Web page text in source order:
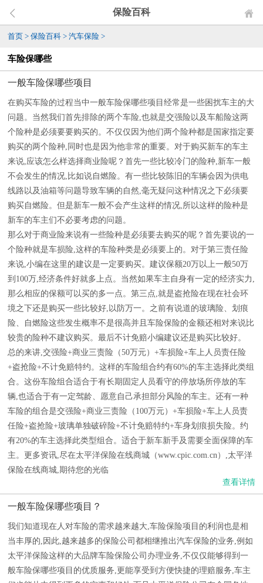
保险百科
首页 > 保险百科 > 汽车保险 >
车险保哪些
一般车险保哪些项目
在购买车险的过程当中一般车险保哪些项目经常是一些困扰车主的大
问题。当然我们首先排除的两个车险,也就是交强险以及车船险这两
个险种是必须要要购买的。不仅仅因为他们两个险种都是国家指定要
购买的两个险种,同时也是因为他非常的重要。对于购买新车的车主
来说,应该怎么样选择商业险呢？首先一些比较冷门的险种,新车一般
不会发生的情况,比如说自燃险。有一些比较陈旧的车辆会因为供电
线路以及油箱等问题导致车辆的自然,毫无疑问这种情况之下必须要
购买自燃险。但是新车一般不会产生这样的情况,所以这样的险种是
新车的车主们不必要考虑的问题。
那么对于商业险来说有一些险种是必须要去购买的呢？首先要说的一
个险种就是车损险,这样的车险种类是必须要上的。对于第三责任险
来说,小编在这里的建议是一定要购买。建议保额20万以上一般50万
到100万,经济条件好就多上点。当然如果车主自身有一定的经济实力,
那么相应的保额可以买的多一点。第三点,就是盗抢险在现在社会环
境之下还是购买一些比较好,以防万一。之前有说道的玻璃险、划痕
险、自燃险这些发生概率不是很高并且车险保险的金额还相对来说比
较贵的险种不建议购买。最后不计免赔小编建议还是购买比较好。
总的来讲,交强险+商业三责险（50万元）+车损险+车上人员责任险
+盗抢险+不计免赔特约。这样的车险组合约有60%的车主选择此类组
合。这份车险组合适合于有长期固定人员看守的停放场所停放的车
辆,也适合于有一定驾龄、愿意自己承担部分风险的车主。还有一种
车险的组合是交强险+商业三责险（100万元）+车损险+车上人员责
任险+盗抢险+玻璃单独破碎险+不计免赔特约+车身划痕损失险。约
有20%的车主选择此类型组合。适合于新车新手及需要全面保障的车
主。更多资讯,尽在太平洋保险在线商城（www.cpic.com.cn）,太平洋
保险在线商城,期待您的光临
查看详情
一般车险保哪些项目？
我们知道现在人对车险的需求越来越大,车险保险项目的利润也是相
当丰厚的,因此,越来越多的保险公司都相继推出汽车保险的业务,例如
太平洋保险这样的大品牌车险保险公司办理业务,不仅仅能够得到一
般车险保哪些项目的优质服务,更能享受到方便快捷的理赔服务,车主